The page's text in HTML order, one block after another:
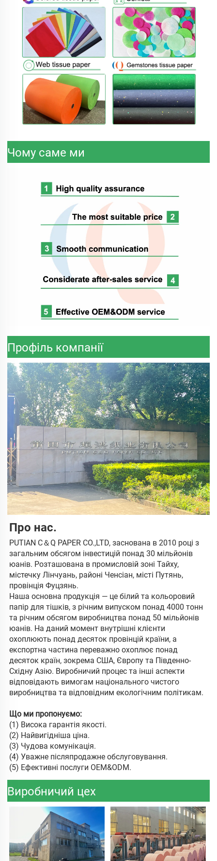
Чому саме ми
Профіль компанії
Про нас.
PUTIAN C＆Q PAPER CO.,LTD, заснована в 2010 році з
загальним обсягом інвестицій понад 30 мільйонів
юанів. Розташована в промисловій зоні Тайху,
містечку Лінчуань, районі Ченсіан, місті Путянь,
провінція Фуцзянь.
Наша основна продукція — це білий та кольоровий
папір для тішків, з річним випуском понад 4000 тонн
та річним обсягом виробництва понад 50 мільйонів
юанів. На даний момент внутрішні клієнти
охоплюють понад десяток провінцій країни, а
експортна частина переважно охоплює понад
десяток країн, зокрема США, Європу та Південно-
Східну Азію. Виробничий процес та інші аспекти
відповідають вимогам національного чистого
виробництва та відповідним екологічним політикам.
Що ми пропонуємо:
(1) Висока гарантія якості.
(2) Найвигідніша ціна.
(3) Чудова комунікація.
(4) Уважне післяпродажне обслуговування.
(5) Ефективні послуги OEM&ODM.
Виробничий цех